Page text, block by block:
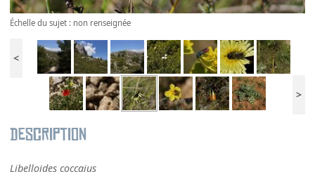
Échelle du sujet : non renseignée
<
>
Description
Libelloides coccajus